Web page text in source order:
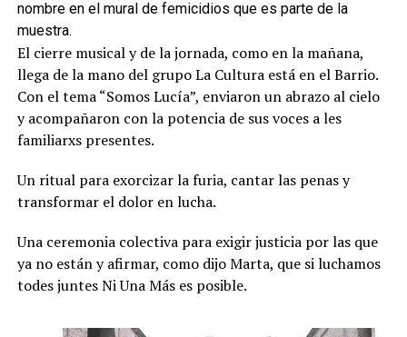
nombre en el mural de femicidios que es parte de la
muestra.
El cierre musical y de la jornada, como en la mañana,
llega de la mano del grupo La Cultura está en el Barrio.
Con el tema “Somos Lucía”, enviaron un abrazo al cielo
y acompañaron con la potencia de sus voces a les
familiarxs presentes.
Un ritual para exorcizar la furia, cantar las penas y
transformar el dolor en lucha.
Una ceremonia colectiva para exigir justicia por las que
ya no están y afirmar, como dijo Marta, que si luchamos
todes juntes Ni Una Más es posible.